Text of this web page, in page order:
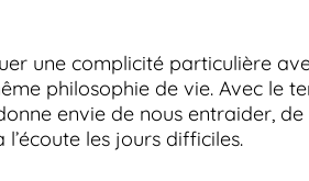
une complicité particulière
philosophie de vie. Avec le
envie de nous entraider,
les jours difficiles.